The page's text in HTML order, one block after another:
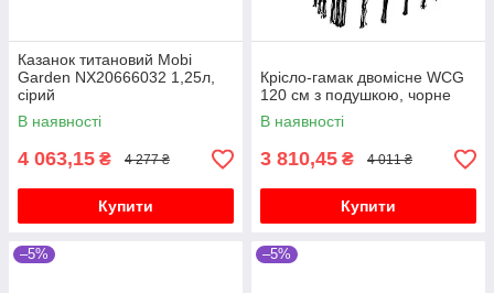
Казанок титановий Mobi
Garden NX20666032 1,25л,
сірий
В наявності
4 063,15 ₴ 4 277 ₴
Купити
Крісло-гамак двомісне WCG
120 см з подушкою, чорне
В наявності
3 810,45 ₴ 4 011 ₴
Купити
–5% –5%